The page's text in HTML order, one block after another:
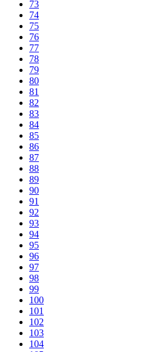
73
74
75
76
77
78
79
80
81
82
83
84
85
86
87
88
89
90
91
92
93
94
95
96
97
98
99
100
101
102
103
104